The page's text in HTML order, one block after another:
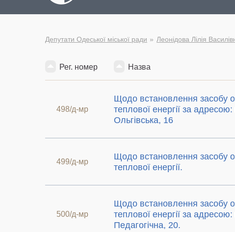
Депутати Одеської міської ради Леонідова Лілія
Рег. номер Назва
498/д-мр
Щодо встановлення засобу
теплової енергії за
Ольгівська, 16
499/д-мр
Щодо встановлення засобу
теплової енергії.
500/д-мр
Щодо встановлення засобу
теплової енергії за
Педагогічна, 20.